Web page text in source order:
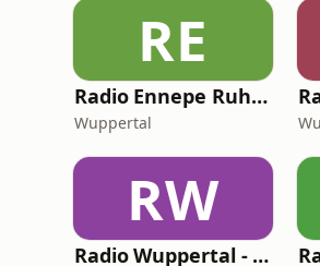
RE
Radio Ennepe Ruhr - Dein HipHop Radio
Wuppertal
RW
Radio Wuppertal - Dein Dance Radio